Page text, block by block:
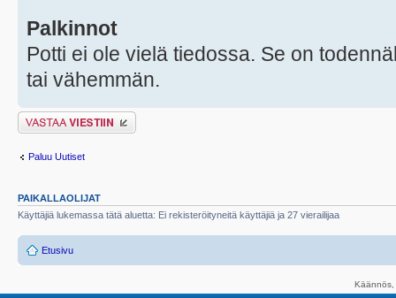
Palkinnot
Potti ei ole vielä tiedossa. Se on
tai vähemmän.
Lähetä vastaus
Paluu Uutiset
PAIKALLAOLIJAT
Käyttäjiä lukemassa tätä aluetta: Ei rekisteröityneitä käyttäjiä ja 27 vierailijaa
Etusivu